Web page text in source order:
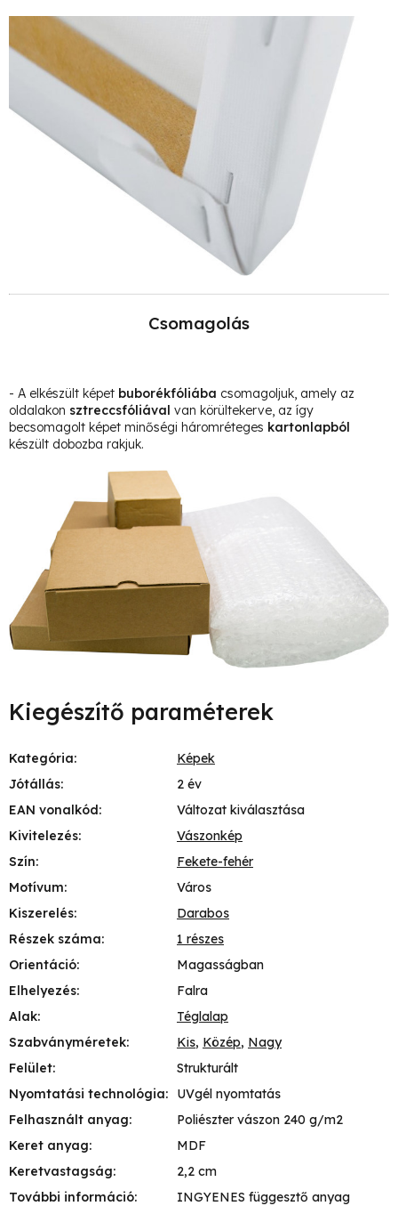
Csomagolás
- A elkészült képet buborékfóliába csomagoljuk, amely az
oldalakon sztreccsfóliával van körültekerve, az így
becsomagolt képet minőségi háromréteges kartonlapból
készült dobozba rakjuk.
Kiegészítő paraméterek
Kategória:
Képek
Jótállás:
2 év
EAN vonalkód:
Változat kiválasztása
Kivitelezés:
Vászonkép
Szín:
Fekete-fehér
Motívum:
Város
Kiszerelés:
Darabos
Részek száma:
1 részes
Orientáció:
Magasságban
Elhelyezés:
Falra
Alak:
Téglalap
Szabványméretek: Kis, Közép, Nagy
Felület:
Strukturált
Nyomtatási technológia:
UVgél nyomtatás
Felhasznált anyag:
Poliészter vászon 240 g/m2
Keret anyag:
MDF
Keretvastagság:
2,2 cm
További információ: INGYENES függesztő anyag